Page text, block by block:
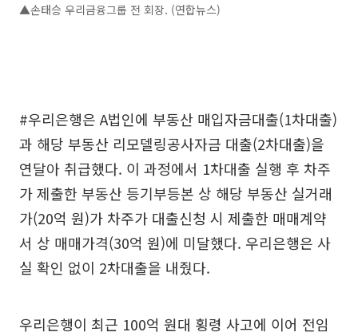
▲손태승 우리금융그룹 전 회장. (연합뉴스)
#우리은행은 A법인에 부동산 매입자금대출(1차대출)
과 해당 부동산 리모델링공사자금 대출(2차대출)을
연달아 취급했다. 이 과정에서 1차대출 실행 후 차주
가 제출한 부동산 등기부등본 상 해당 부동산 실거래
가(20억 원)가 차주가 대출신청 시 제출한 매매계약
서 상 매매가격(30억 원)에 미달했다. 우리은행은 사
실 확인 없이 2차대출을 내줬다.
우리은행이 최근 100억 원대 횡령 사고에 이어 전임